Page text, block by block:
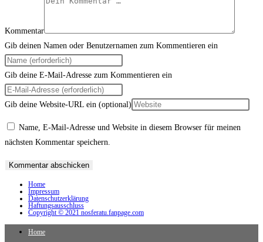
Kommentar
Gib deinen Namen oder Benutzernamen zum Kommentieren ein
Gib deine E-Mail-Adresse zum Kommentieren ein
Gib deine Website-URL ein (optional)
Name, E-Mail-Adresse und Website in diesem Browser für meinen
nächsten Kommentar speichern.
Home
Impressum
Datenschutzerklärung
Haftungsausschluss
Copyright © 2021 nosferatu.fanpage.com
Home